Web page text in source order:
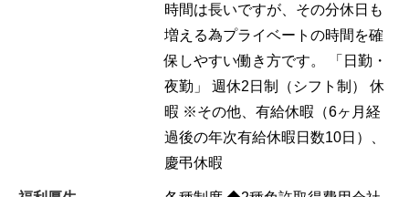
時間は長いですが、その分休日も
増える為プライベートの時間を確
保しやすい働き方です。 「日勤・
夜勤」 週休2日制（シフト制） 休
暇 ※その他、有給休暇（6ヶ月経
過後の年次有給休暇日数10日）、
慶弔休暇